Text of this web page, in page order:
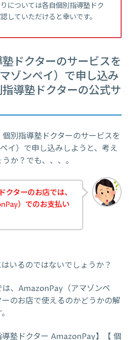
については各自個別指導塾ドク
していただけると幸いです。
ドクターのサービスを
ゾンペイ）で申し込み
導塾ドクターの公式サ
別指導塾ドクターのサービスを
イ）で申し込みしようと、考え
か？でも、、、。
ターのお店では、
）でのお支払い
いるのではないでしょうか？
、AmazonPay（アマゾンペ
のお店で使えるのかどうかの解
塾ドクター AmazonPay】【 個